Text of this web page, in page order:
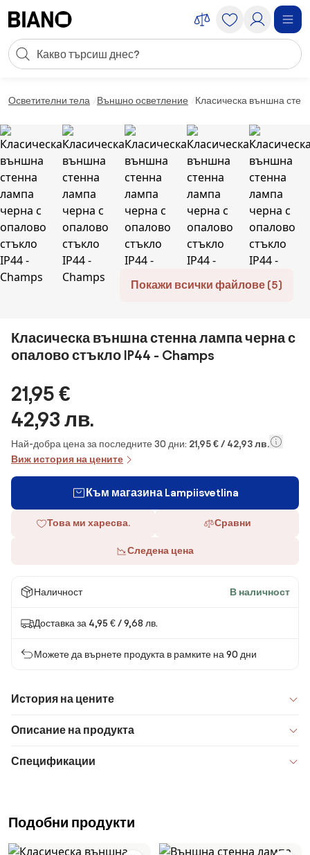
Търсене
Осветителни тела Външно осветление Класическа външна
Покажи всички файлове (5)
Класическа външна стенна лампа черна с
опалово стъкло IP44 - Champs
21,95 €
42,93 лв.
Най-добра цена за последните 30 дни: 21,95 € / 42,93 лв.
Виж история на цените
Към магазина Lampiisvetlina
Това ми харесва. Сравни
Следена цена
Наличност В наличност
Доставка за 4,95 € / 9,68 лв.
Можете да върнете продукта в рамките на 90 дни
История на цените
Описание на продукта
Спецификации
Подобни продукти